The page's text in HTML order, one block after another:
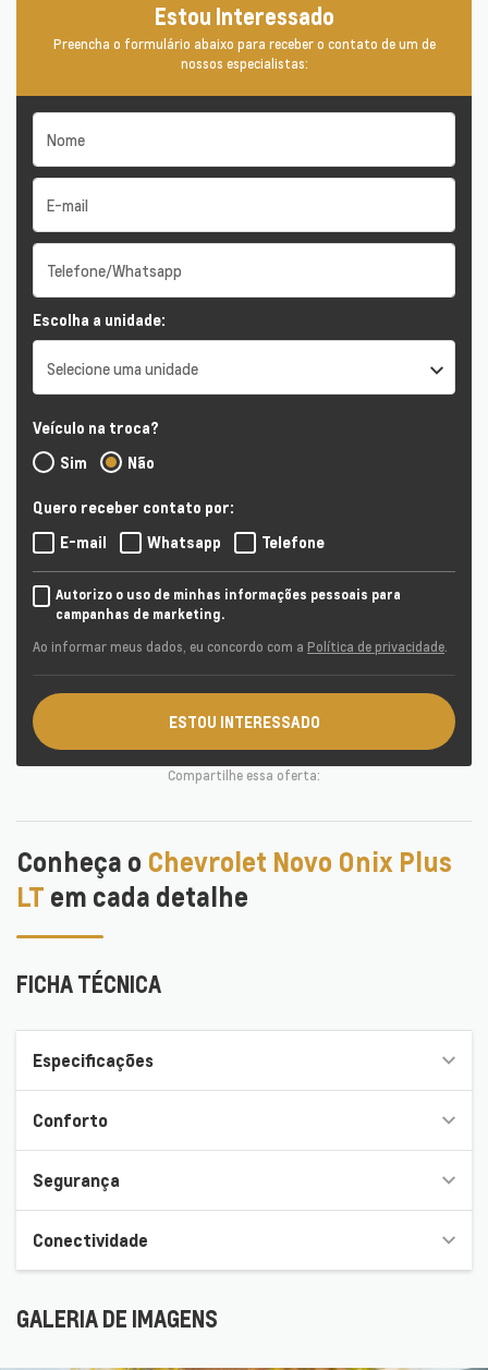
Estou Interessado
Preencha o formulário abaixo para receber o contato de um de
nossos especialistas:
Escolha a unidade:
Selecione uma unidade
Veículo na troca?
Sim
Não
Quero receber contato por:
E-mail
Whatsapp Telefone
Autorizo o uso de minhas informações pessoais para
campanhas de marketing.
Ao informar meus dados, eu concordo com a Política de privacidade.
ESTOU INTERESSADO
Compartilhe essa oferta:
Conheça o Chevrolet Novo Onix Plus
LT em cada detalhe
FICHA TÉCNICA
Especificações
Conforto
Segurança
Conectividade
GALERIA DE IMAGENS